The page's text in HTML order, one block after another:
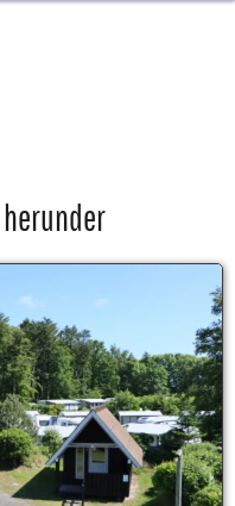
herunder